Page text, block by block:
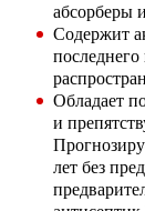
абсорберы
Содержит
Обладает
и
лет без